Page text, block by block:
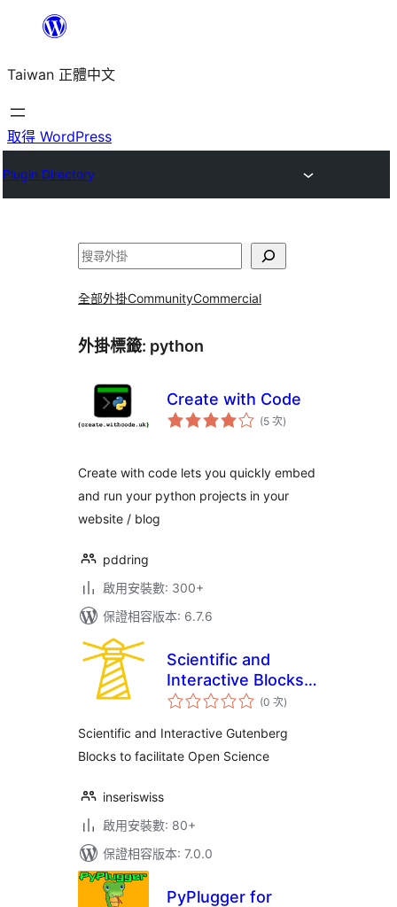
主
要
內
Taiwan 正體中文
取得 WordPress
Plugin Directory
搜
全部外掛CommunityCommercial
外掛標籤: python
Create with Code
(5 次評
分)
Create with code lets you quickly embed
and run your python projects in your
website / blog
pddring
啟用安裝數: 300+
保證相容版本: 6.7.6
Scientific and
Interactive Blocks –
inseri core
(0 次評
分
數
)
Scientific and Interactive Gutenberg
Blocks to facilitate Open Science
inseriswiss
啟用安裝數: 80+
保證相容版本: 7.0.0
PyPlugger for